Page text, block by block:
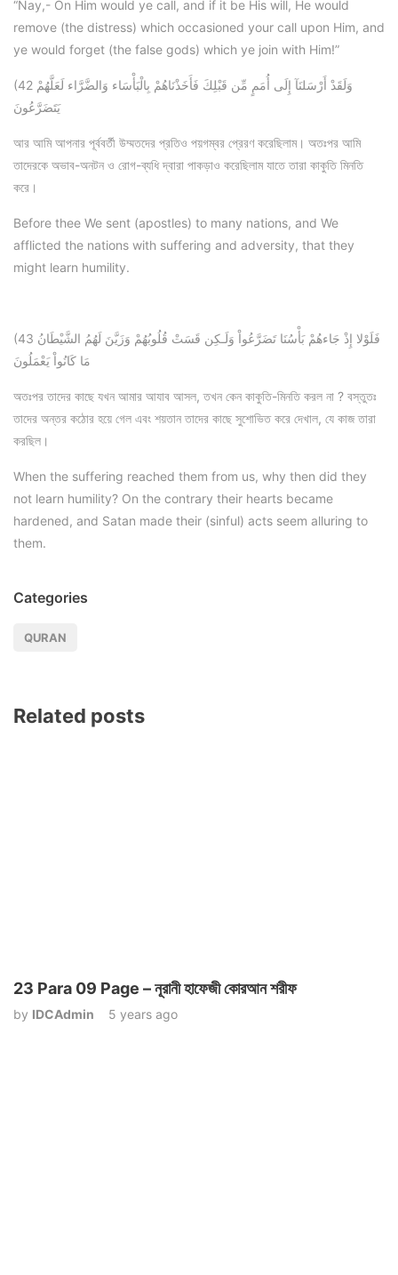
“Nay,- On Him would ye call, and if it be His will, He would
remove (the distress) which occasioned your call upon Him, and
ye would forget (the false gods) which ye join with Him!”
(42 وَلَقَدْ أَرْسَلنَآ إِلَى أُمَمٍ مِّن قَبْلِكَ فَأَخَذْنَاهُمْ بِالْبَأْسَاء وَالضَّرَّاء لَعَلَّهُمْ
يَتَضَرَّعُونَ
আর আমি আপনার পূর্ববর্তী উম্মতদের প্রতিও পয়গম্বর প্রেরণ করেছিলাম। অতঃপর আমি
তাদেরকে অভাব-অনটন ও রোগ-ব্যধি দ্বারা পাকড়াও করেছিলাম যাতে তারা কাকুতি মিনতি
করে।
Before thee We sent (apostles) to many nations, and We
afflicted the nations with suffering and adversity, that they
might learn humility.
(43 فَلَوْلا إِذْ جَاءهُمْ بَأْسُنَا تَضَرَّعُواْ وَلَـكِن قَسَتْ قُلُوبُهُمْ وَزَيَّنَ لَهُمُ الشَّيْطَانُ
مَا كَانُواْ يَعْمَلُونَ
অতঃপর তাদের কাছে যখন আমার আযাব আসল, তখন কেন কাকুতি-মিনতি করল না ? বস্তুতঃ
তাদের অন্তর কঠোর হয়ে গেল এবং শয়তান তাদের কাছে সুশোভিত করে দেখাল, যে কাজ তারা
করছিল।
When the suffering reached them from us, why then did they
not learn humility? On the contrary their hearts became
hardened, and Satan made their (sinful) acts seem alluring to
them.
Categories
QURAN
Related posts
23 Para 09 Page – নূরানী হাফেজী কোরআন শরীফ
by IDCAdmin 5 years ago